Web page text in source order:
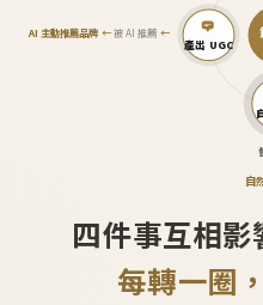
自
產出 UGC
AI 主動推薦品牌←被 AI 推薦 ←
四件事互相影
每轉一圈